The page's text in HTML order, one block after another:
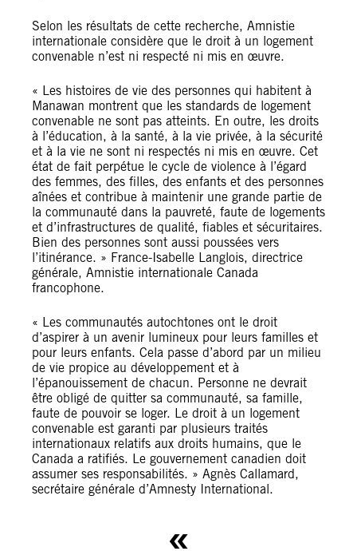
Selon les résultats de cette recherche, Amnistie
internationale considère que le droit à un logement
convenable n’est ni respecté ni mis en œuvre.
« Les histoires de vie des personnes qui habitent à
Manawan montrent que les standards de logement
convenable ne sont pas atteints. En outre, les droits
à l’éducation, à la santé, à la vie privée, à la sécurité
et à la vie ne sont ni respectés ni mis en œuvre. Cet
état de fait perpétue le cycle de violence à l’égard
des femmes, des filles, des enfants et des personnes
aînées et contribue à maintenir une grande partie de
la communauté dans la pauvreté, faute de logements
et d’infrastructures de qualité, fiables et sécuritaires.
Bien des personnes sont aussi poussées vers
l’itinérance. » France-Isabelle Langlois, directrice
générale, Amnistie internationale Canada
francophone.
« Les communautés autochtones ont le droit
d’aspirer à un avenir lumineux pour leurs familles et
pour leurs enfants. Cela passe d’abord par un milieu
de vie propice au développement et à
l’épanouissement de chacun. Personne ne devrait
être obligé de quitter sa communauté, sa famille,
faute de pouvoir se loger. Le droit à un logement
convenable est garanti par plusieurs traités
internationaux relatifs aux droits humains, que le
Canada a ratifiés. Le gouvernement canadien doit
assumer ses responsabilités. » Agnès Callamard,
secrétaire générale d’Amnesty International.